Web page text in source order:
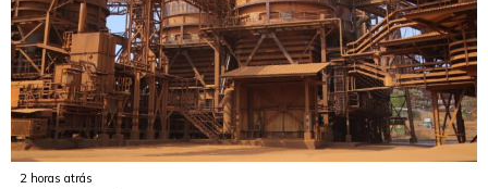
2 horas atrás